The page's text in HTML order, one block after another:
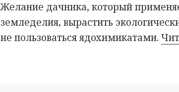
Желание дачника, который
земледелия, вырастить
не пользоваться ядохимикатами.